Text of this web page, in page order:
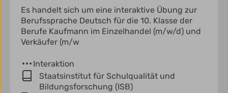
Es handelt sich um eine interaktive Übung zur
Berufssprache Deutsch für die 10. Klasse der
Berufe Kaufmann im Einzelhandel (m/w/d) und
Verkäufer (m/w
Interaktion
Staatsinstitut für Schulqualität und
Bildungsforschung (ISB)